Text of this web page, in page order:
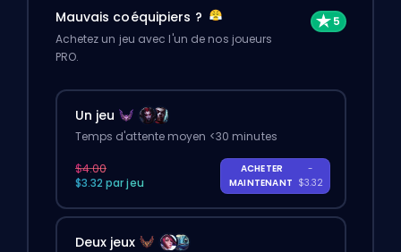
Mauvais coéquipiers ?
Achetez un jeu avec l'un de nos joueurs
PRO.
Un jeu
Temps d'attente moyen <30 minutes
$4.00
$3.32 par jeu
ACHETER
MAINTENANT
-
$3.32
Deux jeux